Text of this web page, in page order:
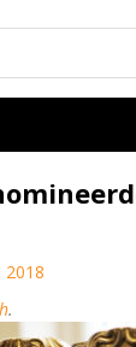
2018
.